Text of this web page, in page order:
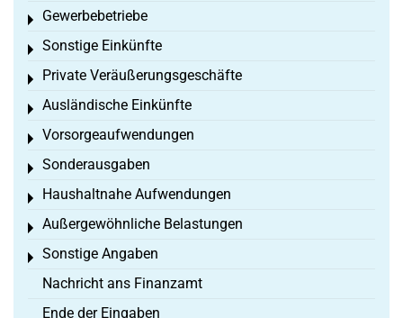
Gewerbebetriebe
Toggle menu
Sonstige Einkünfte
Toggle menu
Private Veräußerungsgeschäfte
Toggle menu
Ausländische Einkünfte
Toggle menu
Vorsorgeaufwendungen
Toggle menu
Sonderausgaben
Toggle menu
Haushaltnahe Aufwendungen
Toggle menu
Außergewöhnliche Belastungen
Toggle menu
Sonstige Angaben
Toggle menu
Nachricht ans Finanzamt
Ende der Eingaben